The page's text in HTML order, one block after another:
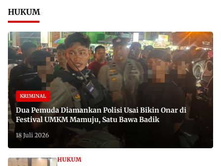
HUKUM
KRIMINAL
Dua Pemuda Diamankan Polisi Usai Bikin Onar di
Festival UMKM Mamuju, Satu Bawa Badik
18 Juli 2026
HUKUM